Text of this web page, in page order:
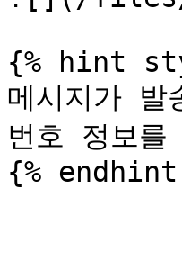
{% hint
메시지가
번호 정보